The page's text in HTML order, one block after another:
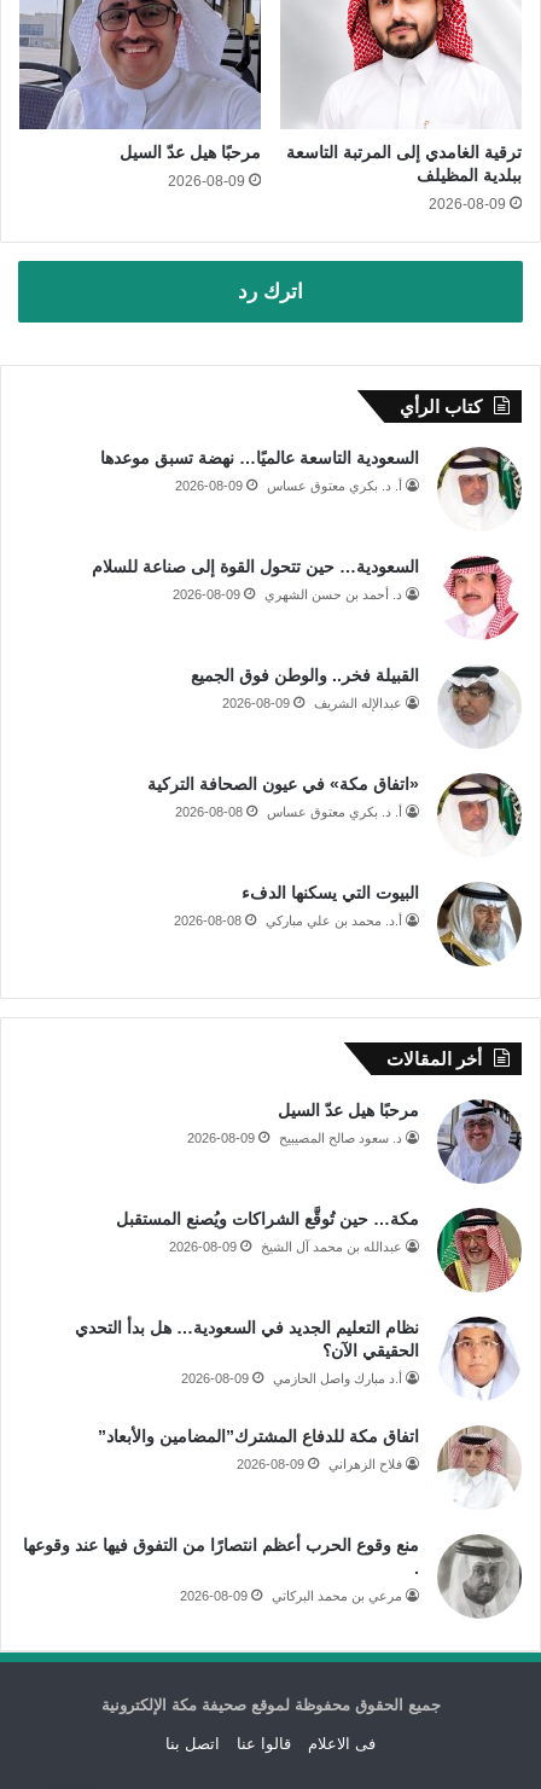
ترقية الغامدي إلى المرتبة التاسعة
ببلدية المظيلف
2026-08-09
مرحبًا هيل عدّ السيل
2026-08-09
اترك رد
كتاب الرأي
السعودية التاسعة عالميًا… نهضة تسبق موعدها
أ. د. بكري معتوق عساس 2026-08-09
السعودية… حين تتحول القوة إلى صناعة للسلام
د. أحمد بن حسن الشهري 2026-08-09
القبيلة فخر.. والوطن فوق الجميع
عبدالإله الشريف 2026-08-09
«اتفاق مكة» في عيون الصحافة التركية
أ. د. بكري معتوق عساس 2026-08-08
البيوت التي يسكنها الدفء
أ.د. محمد بن علي مباركي 2026-08-08
أخر المقالات
مرحبًا هيل عدّ السيل
د. سعود صالح المصيبيح 2026-08-09
مكة… حين تُوقَّع الشراكات ويُصنع المستقبل
عبدالله بن محمد آل الشيخ 2026-08-09
نظام التعليم الجديد في السعودية… هل بدأ التحدي
الحقيقي الآن؟
أ.د مبارك واصل الحازمي 2026-08-09
اتفاق مكة للدفاع المشترك”المضامين والأبعاد”
فلاح الزهراني 2026-08-09
منع وقوع الحرب أعظم انتصارًا من التفوق فيها عند وقوعها
.
مرعي بن محمد البركاتي 2026-08-09
جميع الحقوق محفوظة لموقع صحيفة مكة الإلكترونية
فى الاعلام قالوا عنا اتصل بنا